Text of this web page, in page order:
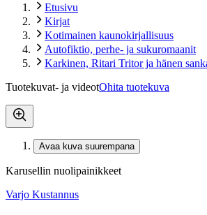
Etusivu
Kirjat
Kotimainen kaunokirjallisuus
Autofiktio, perhe- ja sukuromaanit
Karkinen, Ritari Tritor ja hänen
Tuotekuvat- ja videotOhita tuotekuva
Avaa kuva suurempana
Karusellin nuolipainikkeet
Varjo Kustannus